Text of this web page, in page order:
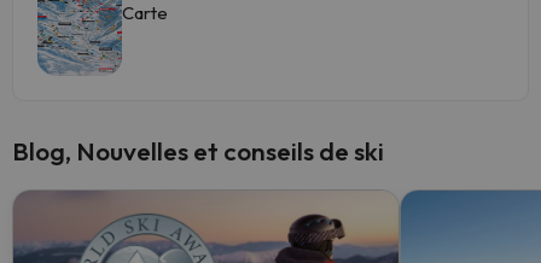
Carte
Blog, Nouvelles et conseils de ski